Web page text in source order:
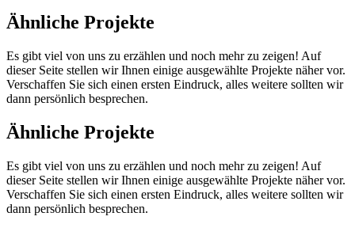
Ähnliche Projekte
Es gibt viel von uns zu erzählen und noch mehr zu zeigen! Auf
dieser Seite stellen wir Ihnen einige ausgewählte Projekte näher vor.
Verschaffen Sie sich einen ersten Eindruck, alles weitere sollten wir
dann persönlich besprechen.
Ähnliche Projekte
Es gibt viel von uns zu erzählen und noch mehr zu zeigen! Auf
dieser Seite stellen wir Ihnen einige ausgewählte Projekte näher vor.
Verschaffen Sie sich einen ersten Eindruck, alles weitere sollten wir
dann persönlich besprechen.